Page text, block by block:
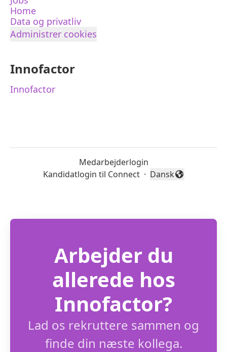
Home
Data og privatliv
Administrer cookies
Innofactor
Innofactor
Medarbejderlogin
Kandidatlogin til Connect · Skift sprog
Dansk
Arbejder du
allerede hos
Innofactor?
Lad os rekruttere sammen og
finde din næste kollega.